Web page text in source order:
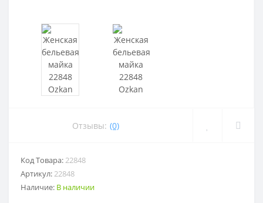
Отзывы: (0)
Код Товара:22848
Артикул:22848
Наличие: В наличии